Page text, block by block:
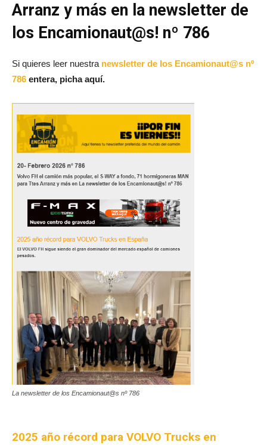
Arranz y más en la newsletter de
los Encamionaut@s! nº 786
Si quieres leer nuestra newsletter de los Encamionaut@s nº
786 entera, picha aquí.
La newsletter de los Encamionaut@s nº 786
2025 año récord para VOLVO Trucks en